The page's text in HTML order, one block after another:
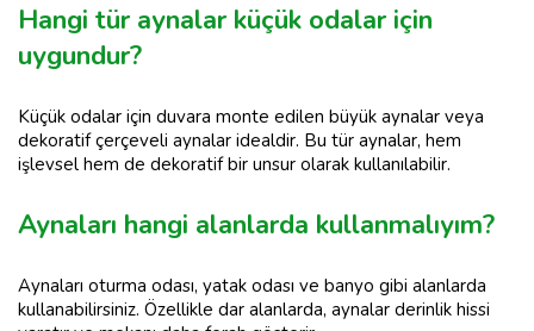
Hangi tür aynalar küçük odalar için
uygundur?
Küçük odalar için duvara monte edilen büyük aynalar veya
dekoratif çerçeveli aynalar idealdir. Bu tür aynalar, hem
işlevsel hem de dekoratif bir unsur olarak kullanılabilir.
Aynaları hangi alanlarda kullanmalıyım?
Aynaları oturma odası, yatak odası ve banyo gibi alanlarda
kullanabilirsiniz. Özellikle dar alanlarda, aynalar derinlik hissi